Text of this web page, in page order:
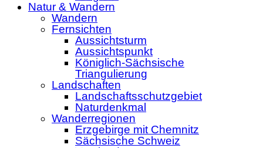
Natur & Wandern
Wandern
Fernsichten
Aussichtsturm
Aussichtspunkt
Königlich-Sächsische
Triangulierung
Landschaften
Landschaftsschutzgebiet
Naturdenkmal
Wanderregionen
Erzgebirge mit Chemnitz
Sächsische Schweiz